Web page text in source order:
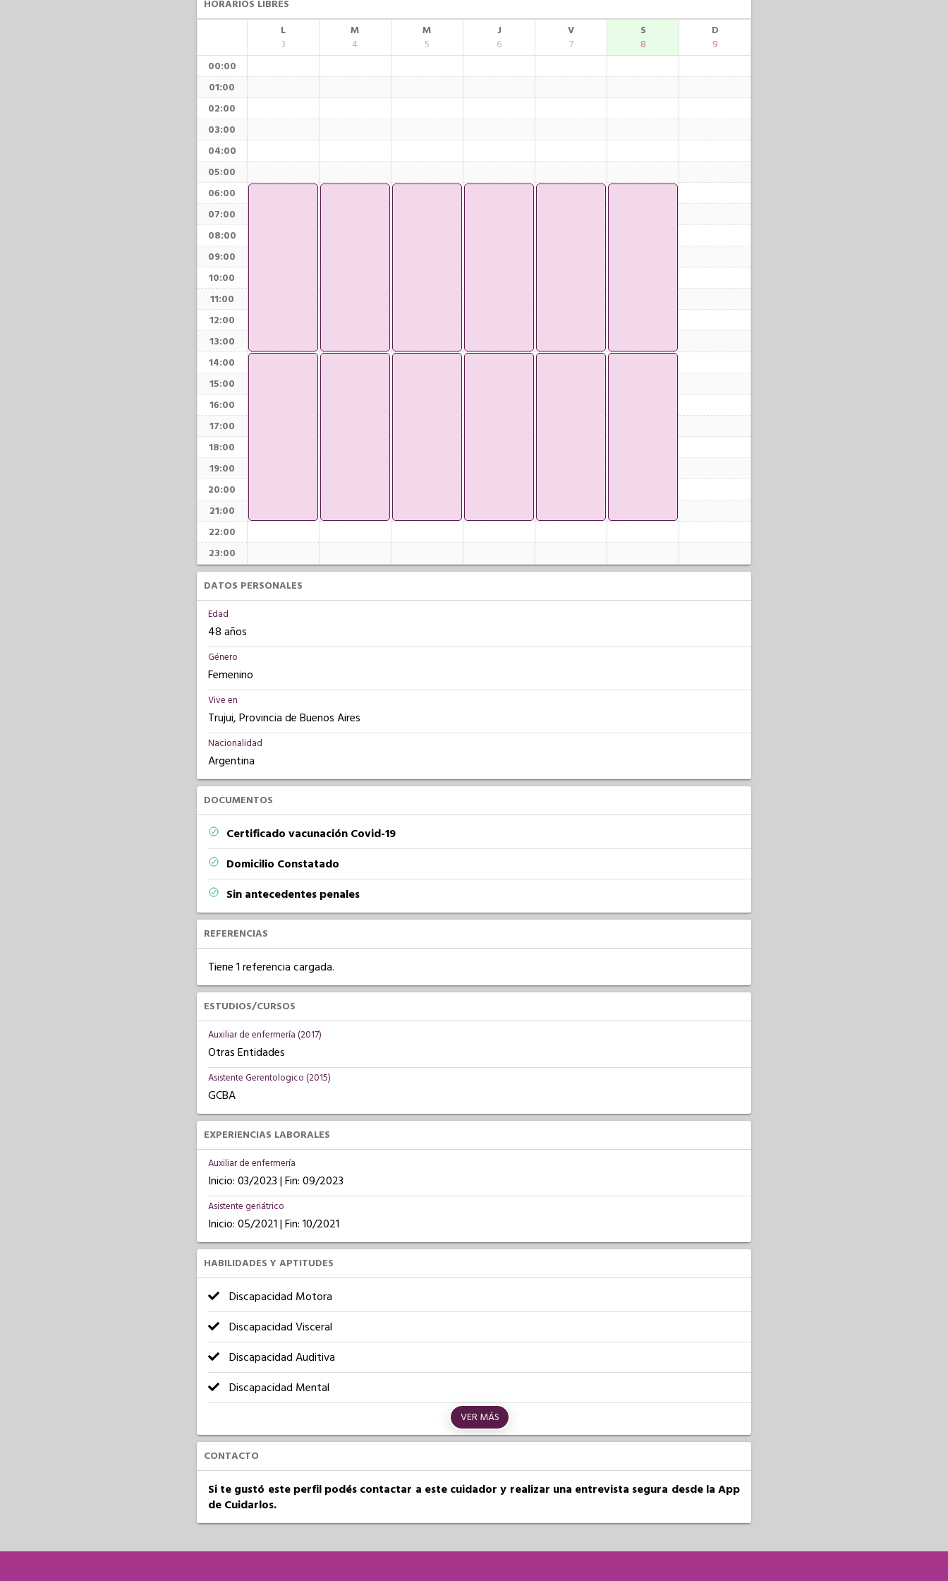
HORARIOS LIBRES
L
3
M
4
M
5
J
6
V
7
S
8
D
9
00:00
01:00
02:00
03:00
04:00
05:00
06:00
07:00
08:00
09:00
10:00
11:00
12:00
13:00
14:00
15:00
16:00
17:00
18:00
19:00
20:00
21:00
22:00
23:00
DATOS PERSONALES
Edad
48 años
Género
Femenino
Vive en
Trujui, Provincia de Buenos Aires
Nacionalidad
Argentina
DOCUMENTOS
Certificado vacunación Covid-19
Domicilio Constatado
Sin antecedentes penales
REFERENCIAS
Tiene 1 referencia cargada.
ESTUDIOS/CURSOS
Auxiliar de enfermería (2017)
Otras Entidades
Asistente Gerentologico (2015)
GCBA
EXPERIENCIAS LABORALES
Auxiliar de enfermería
Inicio: 03/2023 | Fin: 09/2023
Asistente geriátrico
Inicio: 05/2021 | Fin: 10/2021
HABILIDADES Y APTITUDES
Discapacidad Motora
Discapacidad Visceral
Discapacidad Auditiva
Discapacidad Mental
VER MÁS
CONTACTO
Si te gustó este perfil podés contactar a este cuidador y realizar una entrevista segura desde la App
de Cuidarlos.